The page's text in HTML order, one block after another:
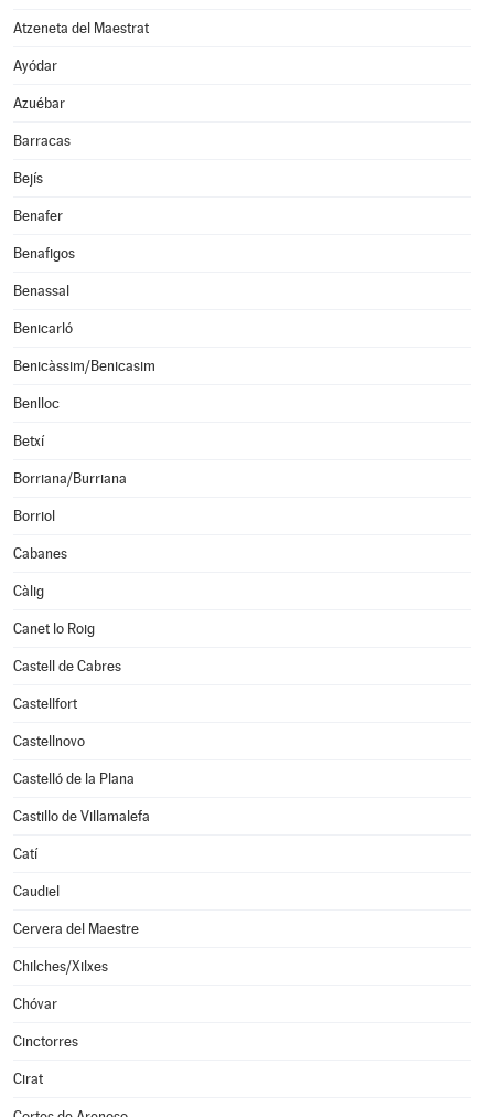
Atzeneta del Maestrat
Ayódar
Azuébar
Barracas
Bejís
Benafer
Benafigos
Benassal
Benicarló
Benicàssim/Benicasim
Benlloc
Betxí
Borriana/Burriana
Borriol
Cabanes
Càlig
Canet lo Roig
Castell de Cabres
Castellfort
Castellnovo
Castelló de la Plana
Castillo de Villamalefa
Catí
Caudiel
Cervera del Maestre
Chilches/Xilxes
Chóvar
Cinctorres
Cirat